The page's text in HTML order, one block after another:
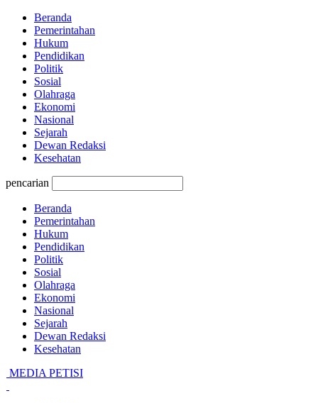
Beranda
Pemerintahan
Hukum
Pendidikan
Politik
Sosial
Olahraga
Ekonomi
Nasional
Sejarah
Dewan Redaksi
Kesehatan
pencarian
Beranda
Pemerintahan
Hukum
Pendidikan
Politik
Sosial
Olahraga
Ekonomi
Nasional
Sejarah
Dewan Redaksi
Kesehatan
MEDIA PETISI